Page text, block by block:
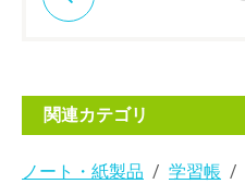
関連カテゴリ
ノート・紙製品 学習帳